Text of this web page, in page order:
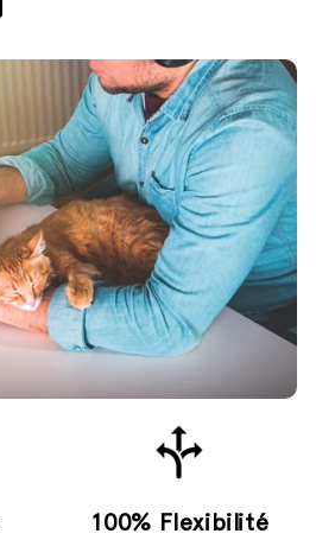
100% Flexibilité